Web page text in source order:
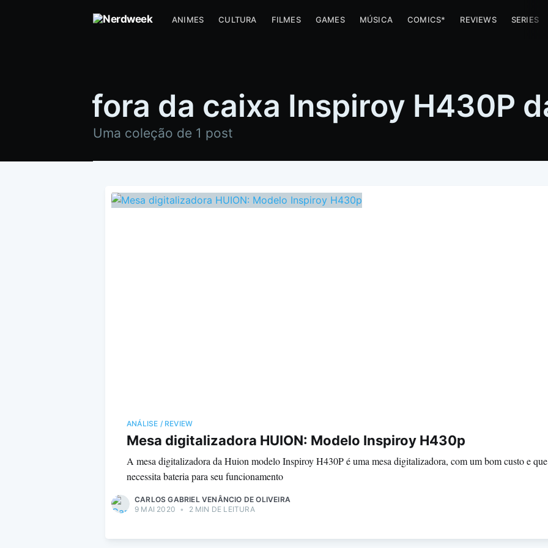
ANIMES CULTURA FILMES GAMES MÚSICA COMICS* REVIEWS SERIES
fora da caixa Inspiroy H430P
Uma coleção de 1 post
ANÁLISE / REVIEW
Mesa digitalizadora HUION: Modelo Inspiroy H430p
A mesa digitalizadora da Huion modelo Inspiroy H430P é uma mesa digitalizadora, com um bom custo e
necessita bateria para seu funcionamento
CARLOS GABRIEL VENÂNCIO DE OLIVEIRA
9 MAI 2020 • 2 MIN DE LEITURA